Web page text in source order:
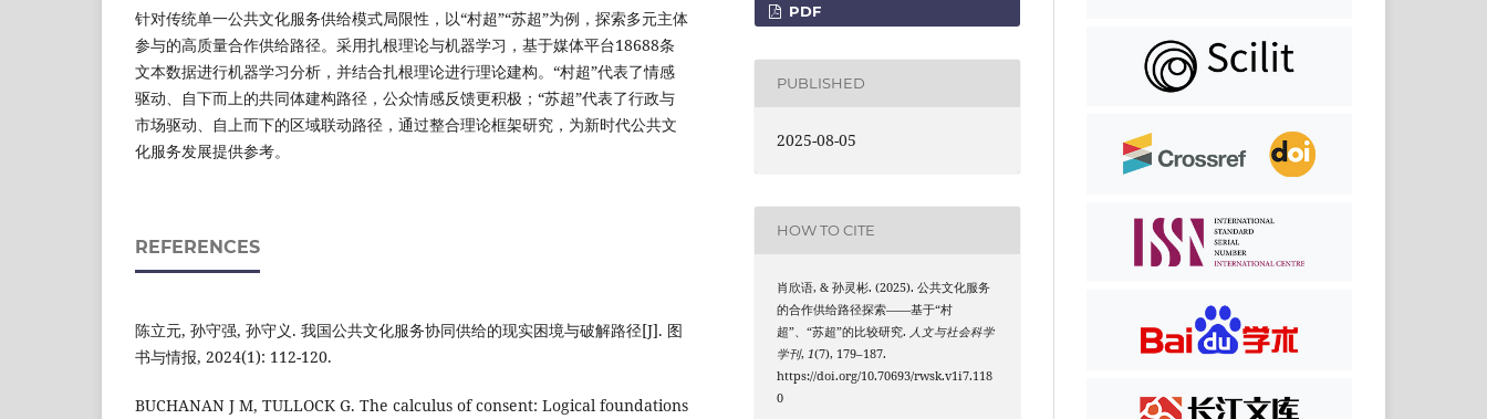
针对传统单一公共文化服务供给模式局限性，以“村超”“苏超”为例，探索多元主体
参与的高质量合作供给路径。采用扎根理论与机器学习，基于媒体平台18688条
文本数据进行机器学习分析，并结合扎根理论进行理论建构。“村超”代表了情感
驱动、自下而上的共同体建构路径，公众情感反馈更积极；“苏超”代表了行政与
市场驱动、自上而下的区域联动路径，通过整合理论框架研究，为新时代公共文
化服务发展提供参考。
REFERENCES
陈立元, 孙守强, 孙守义. 我国公共文化服务协同供给的现实困境与破解路径[J]. 图
书与情报, 2024(1): 112-120.
BUCHANAN J M, TULLOCK G. The calculus of consent: Logical foundations
PDF
PUBLISHED
2025-08-05
HOW TO CITE
肖欣语, & 孙灵彬. (2025). 公共文化服务
的合作供给路径探索——基于“村
超”、“苏超”的比较研究. 人文与社会科学
学刊,1(7), 179–187.
https://doi.org/10.70693/rwsk.v1i7.118
0